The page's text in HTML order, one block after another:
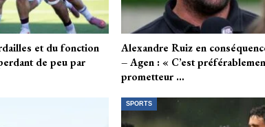
et du fonction
de peu par
Alexandre Ruiz en
– Agen : « C’est
prometteur …
SPORTS